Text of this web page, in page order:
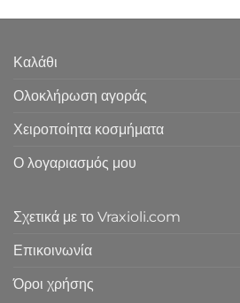
Καλάθι
Ολοκλήρωση αγοράς
Χειροποίητα κοσμήματα
Ο λογαριασμός μου
Σχετικά με το Vraxioli.com
Επικοινωνία
Όροι χρήσης